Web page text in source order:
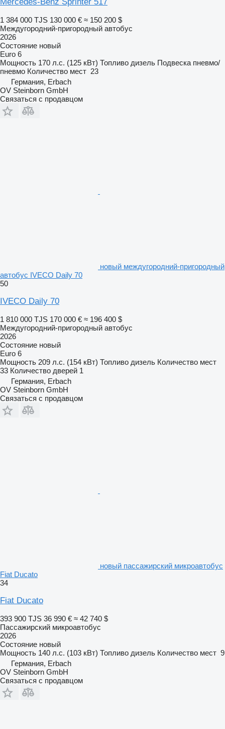
1 384 000 TJS 130 000 € ≈ 150 200 $
Междугородний-пригородный автобус
2026
Состояние новый
Euro 6
Мощность 170 л.с. (125 кВт) Топливо дизель Подвеска пневмо/
пневмо Количество мест 23
Германия, Erbach
OV Steinborn GmbH
Связаться с продавцом
новый междугородний-пригородный
автобус IVECO Daily 70
50
IVECO Daily 70
1 810 000 TJS 170 000 € ≈ 196 400 $
Междугородний-пригородный автобус
2026
Состояние новый
Euro 6
Мощность 209 л.с. (154 кВт) Топливо дизель Количество мест
33 Количество дверей 1
Германия, Erbach
OV Steinborn GmbH
Связаться с продавцом
новый пассажирский микроавтобус
Fiat Ducato
34
Fiat Ducato
393 900 TJS 36 990 € ≈ 42 740 $
Пассажирский микроавтобус
2026
Состояние новый
Мощность 140 л.с. (103 кВт) Топливо дизель Количество мест 9
Германия, Erbach
OV Steinborn GmbH
Связаться с продавцом